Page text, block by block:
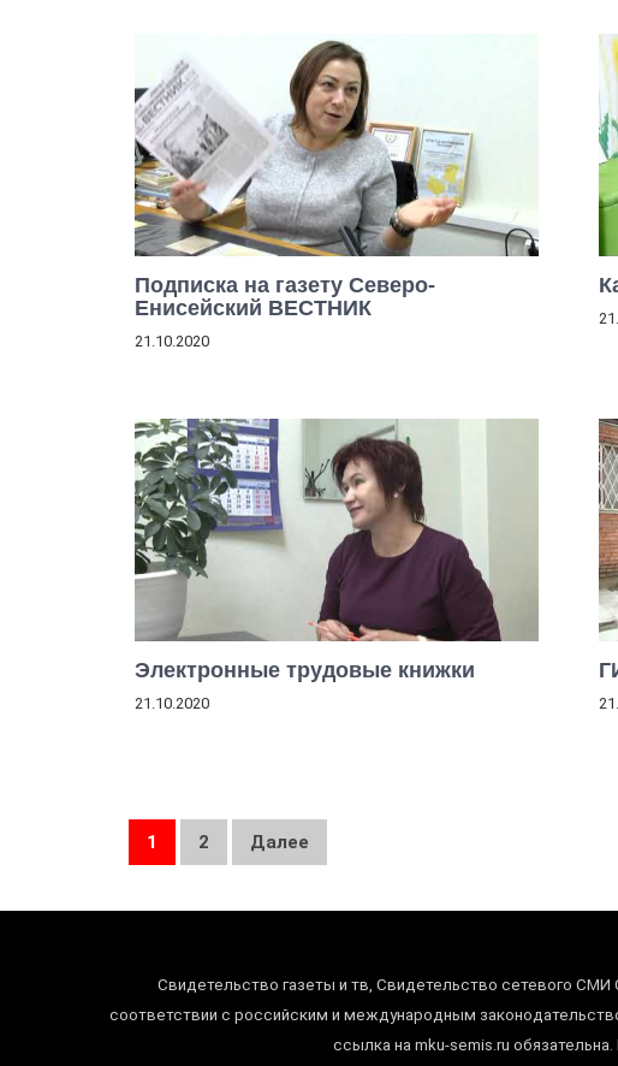
Подписка на газету Северо-
Енисейский ВЕСТНИК
21.10.2020
Электронные трудовые книжки
21.10.2020
Пагинация
записей
1 2 Далее
Свидетельство газеты и тв, Свидетельство сетевого
соответствии с российским и международным
ссылка на mku-semis.ru